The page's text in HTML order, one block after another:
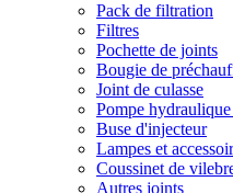
Pack de filtration
Filtres
Pochette de joints
Bougie de
Joint de culasse
Pompe hydraulique
Buse d'injecteur
Lampes et
Coussinet de
Autres joints